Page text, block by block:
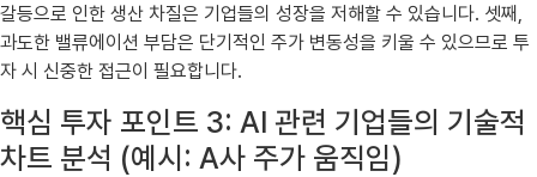
갈등으로 인한 생산 차질은 기업들의 성장을 저해할 수 있습니다. 셋째,
과도한 밸류에이션 부담은 단기적인 주가 변동성을 키울 수 있으므로 투
자 시 신중한 접근이 필요합니다.
핵심 투자 포인트 3: AI 관련 기업들의 기술적
차트 분석 (예시: A사 주가 움직임)